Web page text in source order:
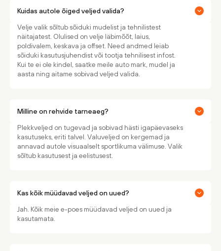
Kuidas autole õiged veljed valida?
Velje valik sõltub sõiduki mudelist ja tehnilistest
näitajatest. Olulised on velje läbimõõt, laius,
poldivalem, keskava ja offset. Need andmed leiab
sõiduki kasutusjuhendist või tootja tehnilisest infost.
Kui te ei ole kindel, saatke meile auto mark, mudel ja
aasta ning aitame sobivad veljed valida.
Milline on rehvide tarneaeg?
Plekkveljed on tugevad ja sobivad hästi igapäevaseks
kasutuseks, eriti talvel. Valuveljed on kergemad ja
annavad autole visuaalselt sportlikuma välimuse. Valik
sõltub kasutusest ja eelistusest.
Kas kõik müüdavad veljed on uued?
Jah. Kõik meie e-poes müüdavad veljed on uued ja
kasutamata.